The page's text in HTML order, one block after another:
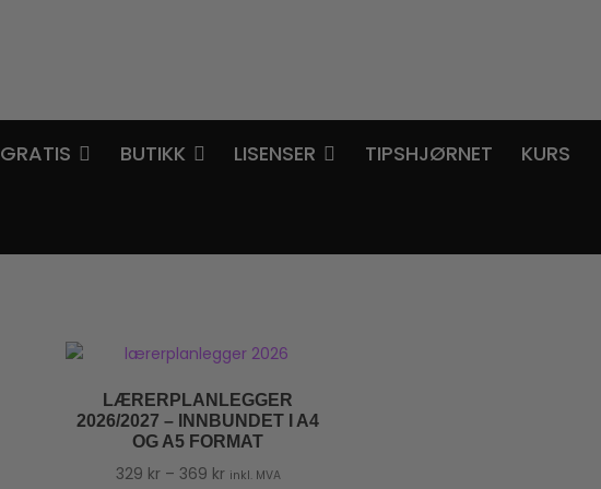
GRATIS BUTIKK LISENSER TIPSHJØRNET KURS
LÆRERPLANLEGGER
2026/2027 – INNBUNDET I A4
OG A5 FORMAT
329 kr – 369 krPrisområde:
inkl. MVA